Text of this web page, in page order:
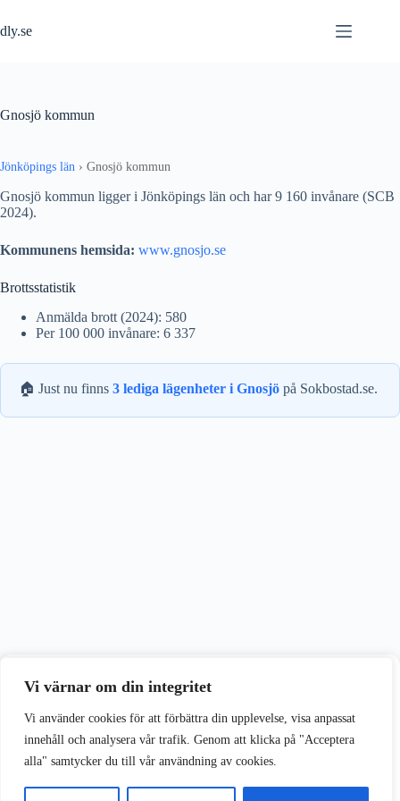
Vi värnar om din integritet
Vi använder cookies för att förbättra din upplevelse, visa anpassat
innehåll och analysera vår trafik. Genom att klicka på "Acceptera
alla" samtycker du till vår användning av cookies.
Vi använder cookies för att förbättra din upplevelse på vår webbplats.
Acceptera alla
till
innehåll
dly.se
Gnosjö kommun
Jönköpings län › Gnosjö kommun
Gnosjö kommun ligger i Jönköpings län och har 9 160 invånare (SCB
2024).
Kommunens hemsida: www.gnosjo.se
Brottsstatistik
Anmälda brott (2024): 580
Per 100 000 invånare: 6 337
🏠 Just nu finns 3 lediga lägenheter i Gnosjö på Sokbostad.se.